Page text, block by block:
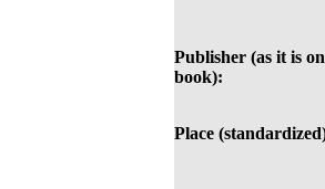
Publisher (as it is on
book):
Place